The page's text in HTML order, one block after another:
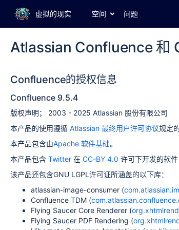
虚拟的现实 空间 问题
Atlassian Confluence 和
Confluence的授权信息
Confluence 9.5.4
版权声明； 2003 - 2025 Atlassian 股份有限公司
本产品的使用遵循 Atlassian 最终用户许可协议规定
本产品包含由Apache 软件基础。
本产品包含 Twitter 在 CC-BY 4.0 许可下开发的软件
该产品还包含GNU LGPL许可证所涵盖的以下库：
atlassian-image-consumer (
Confluence TDM (
Flying Saucer Core Renderer (
Flying Saucer PDF Rendering (